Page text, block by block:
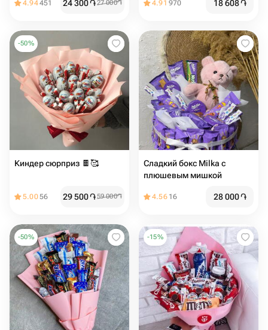
4.94451 24 300֏27 000֏ 4.91 970 18 608֏
-50%
Киндер сюрприз 🍫🥰
5.0056 29 500֏59 000֏
Сладкий бокс Milka с
плюшевым мишкой
4.56 16 28 000֏
-50% -15%